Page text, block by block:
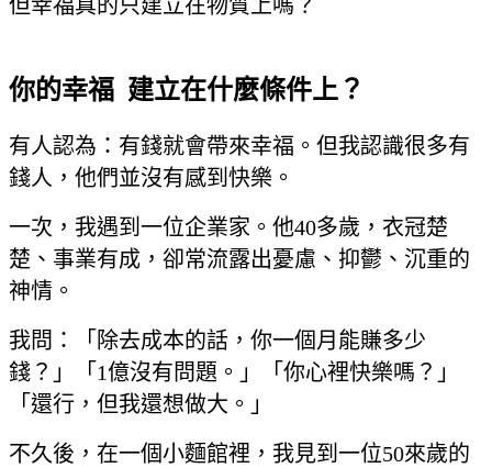
但幸福真的只建立在物質上嗎？
你的幸福 建立在什麼條件上？
有人認為：有錢就會帶來幸福。但我認識很多有
錢人，他們並沒有感到快樂。
一次，我遇到一位企業家。他40多歲，衣冠楚
楚、事業有成，卻常流露出憂慮、抑鬱、沉重的
神情。
我問：「除去成本的話，你一個月能賺多少
錢？」「1億沒有問題。」「你心裡快樂嗎？」
「還行，但我還想做大。」
不久後，在一個小麵館裡，我見到一位50來歲的